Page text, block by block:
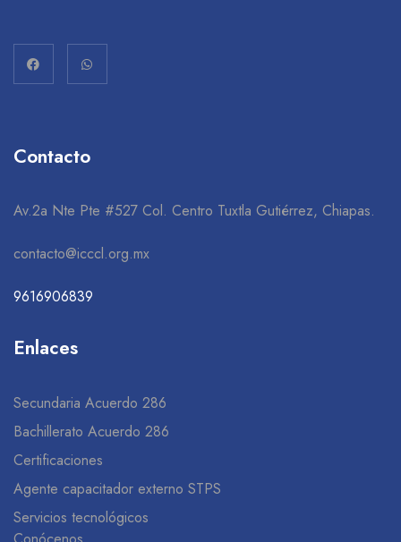
Contacto
Av.2a Nte Pte #527 Col. Centro Tuxtla Gutiérrez, Chiapas.
contacto@icccl.org.mx
9616906839
Enlaces
Secundaria Acuerdo 286
Bachillerato Acuerdo 286
Certificaciones
Agente capacitador externo STPS
Servicios tecnológicos